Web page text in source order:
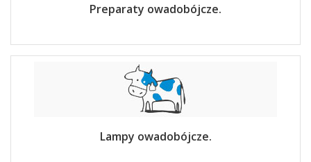
Preparaty owadobójcze.
Lampy owadobójcze.